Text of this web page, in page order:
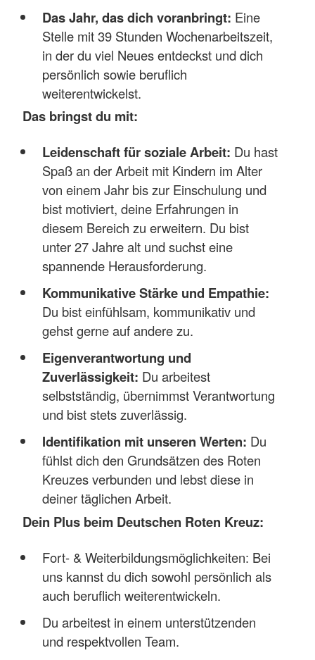
Das Jahr, das dich voranbringt: Eine
Stelle mit 39 Stunden Wochenarbeitszeit,
in der du viel Neues entdeckst und dich
persönlich sowie beruflich
weiterentwickelst.
Das bringst du mit:
Leidenschaft für soziale Arbeit: Du hast
Spaß an der Arbeit mit Kindern im Alter
von einem Jahr bis zur Einschulung und
bist motiviert, deine Erfahrungen in
diesem Bereich zu erweitern. Du bist
unter 27 Jahre alt und suchst eine
spannende Herausforderung.
Kommunikative Stärke und Empathie:
Du bist einfühlsam, kommunikativ und
gehst gerne auf andere zu.
Eigenverantwortung und
Zuverlässigkeit: Du arbeitest
selbstständig, übernimmst Verantwortung
und bist stets zuverlässig.
Identifikation mit unseren Werten: Du
fühlst dich den Grundsätzen des Roten
Kreuzes verbunden und lebst diese in
deiner täglichen Arbeit.
Dein Plus beim Deutschen Roten Kreuz:
Fort- & Weiterbildungsmöglichkeiten: Bei
uns kannst du dich sowohl persönlich als
auch beruflich weiterentwickeln.
Du arbeitest in einem unterstützenden
und respektvollen Team.